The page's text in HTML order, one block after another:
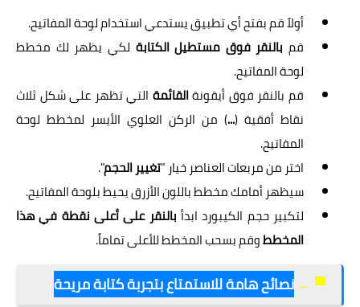
أولاً قم بفتح أي تطبيق يستدعي استخدام لوحة المفاتيح.
قم بالنقر فوق مستطيل الكتابة لكي يظهر لك مخطط
لوحة المفاتيح.
قم بالنقر فوق أيقونةالقائمة التي تظهر على شكل ثلاث
نقاط أفقية (...) من الركن العلوي الأيسر لمخطط لوحة
المفاتيح.
اختر من مربعات العناصر خيار "تغيير الحجم".
سيظهر أمامك مخطط باللون الأزرق يحيط بلوحة المفاتيح.
لتكبير حجم الكيبورد ابدأ بالنقر على أعلى نقطة في هذا
المخططوقم بسحب المخطط للأعلى تماماً.
▀
← نصائح هامة للاستمتاع بتجربة كتابة مريحة